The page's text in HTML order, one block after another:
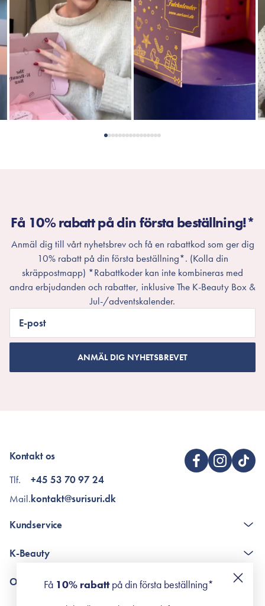
Få 10% rabatt på din första beställning!*
Anmäl dig till vårt nyhetsbrev och få en rabattkod som ger dig
10% rabatt på din första beställning*. (Kolla din
skräppostmapp) *Rabattkoder kan inte kombineras med
andra erbjudanden och rabatter, inklusive The K-Beauty Box &
Jul-/adventskalender.
E-post
ANMÄL DIG NYHETSBREVET
Kontakt os
Tlf.
Mail.
+45 53 70 97 24
kontakt@surisuri.dk
Kundservice
Poängshop - frågor och svar
K-Beauty
Retinol för nybörjare
Om Surisuri
Få 10% rabattpå din första beställning*